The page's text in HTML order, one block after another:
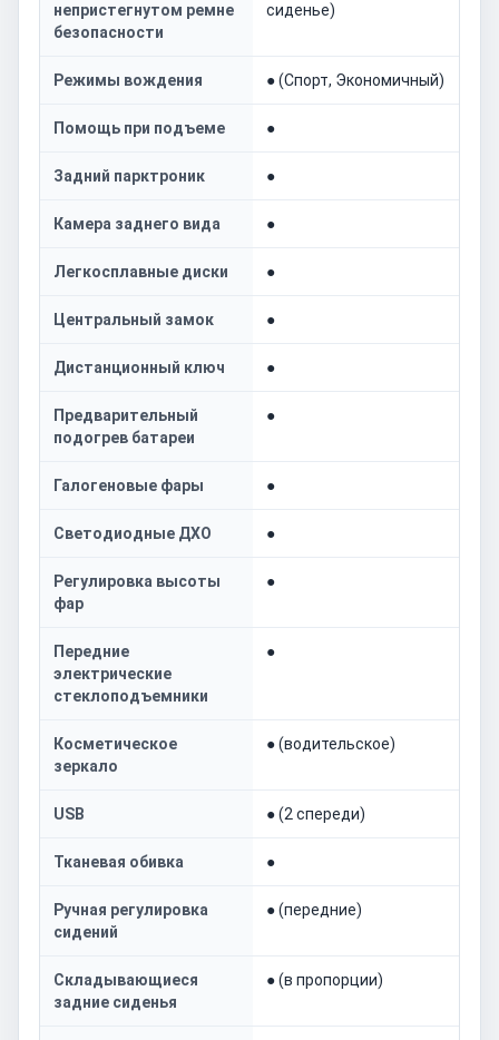
непристегнутом ремне
безопасности
сиденье)
Режимы вождения ● (Спорт, Экономичный)
Помощь при подъеме ●
Задний парктроник ●
Камера заднего вида ●
Легкосплавные диски ●
Центральный замок ●
Дистанционный ключ ●
Предварительный
подогрев батареи
●
Галогеновые фары ●
Светодиодные ДХО ●
Регулировка высоты
фар
●
Передние
электрические
стеклоподъемники
●
Косметическое
зеркало
● (водительское)
USB ● (2 спереди)
Тканевая обивка ●
Ручная регулировка
сидений
● (передние)
Складывающиеся
задние сиденья
● (в пропорции)